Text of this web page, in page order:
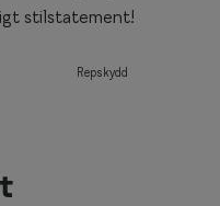
stilstatement!
Repskydd